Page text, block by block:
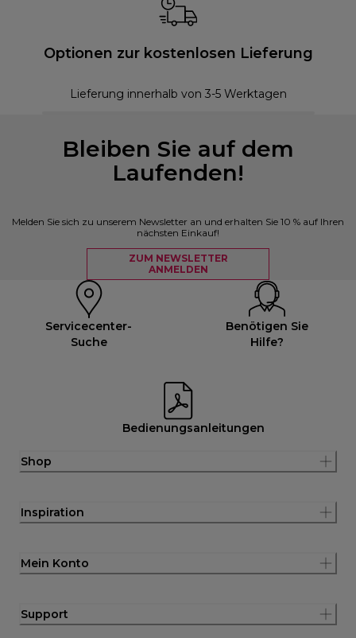
Optionen zur kostenlosen Lieferung
Lieferung innerhalb von 3-5 Werktagen
Bleiben Sie auf dem
Laufenden!
Melden Sie sich zu unserem Newsletter an und erhalten Sie 10 % auf Ihren
nächsten Einkauf!
ZUM NEWSLETTER
ANMELDEN
Servicecenter-
Suche
Benötigen Sie
Hilfe?
Bedienungsanleitungen
Shop
Inspiration
Mein Konto
Support